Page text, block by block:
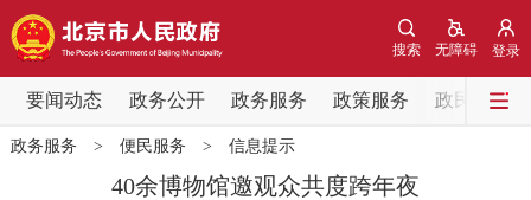
登录
无障碍
搜索
要闻动态 政务公开 政务服务 政策服务 政民互动
要闻动态
党中央精神 国务院信息
政务服务 > 便民服务 > 信息提示
40余博物馆邀观众共度跨年夜